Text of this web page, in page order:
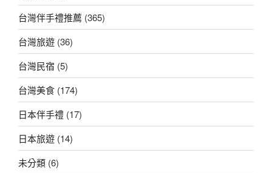
台灣伴手禮推薦 (365)
台灣旅遊 (36)
台灣民宿 (5)
台灣美食 (174)
日本伴手禮 (17)
日本旅遊 (14)
未分類 (6)